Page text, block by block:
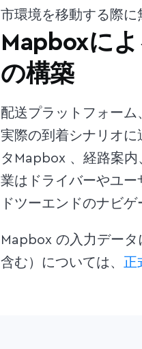
市環境を移動する際に
Mapboxに
の構築
配送プラットフォーム
実際の到着シナリオ
タMapbox 、経路案
業はドライバーやユ
ドツーエンドのナビ
Mapbox の入力データ
含む）については、
正